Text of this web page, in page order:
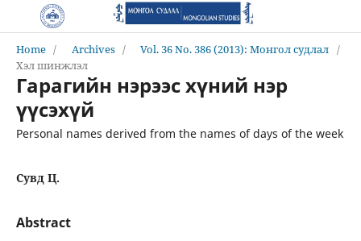
Home / Archives / Vol. 36 No. 386 (2013): Монгол судлал /
Хэл шинжлэл
Гарагийн нэрээс хүний нэр
үүсэхүй
Personal names derived from the names of days of the week
Сувд Ц.
Abstract